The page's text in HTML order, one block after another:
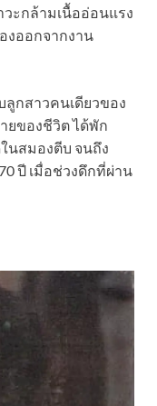
ะกล้ามเนื้ออ่อนแรง
งออกจากงาน
กสาวคนเดียวของ
ยของชีวิต ได้พัก
นสมองตีบ จนถึง
ปี เมื่อช่วงดึกที่ผ่าน